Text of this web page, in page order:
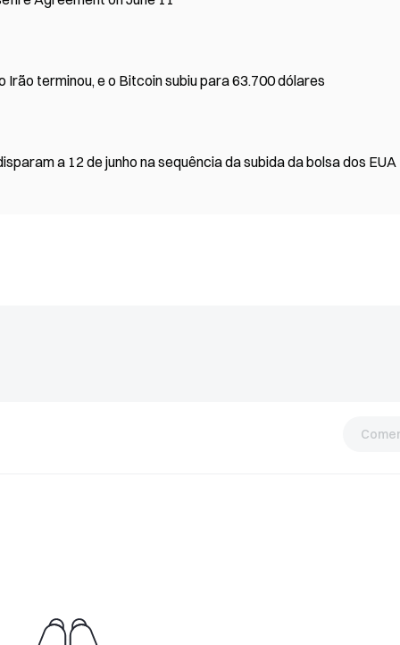
terminou, e o Bitcoin subiu para 63.700 dólares
a 12 de junho na sequência da subida da bolsa dos EUA